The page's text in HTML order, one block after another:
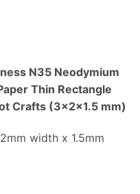
N35 Neodymium
Thin Rectangle
Crafts (3x2x1.5 mm)
width x 1.5mm